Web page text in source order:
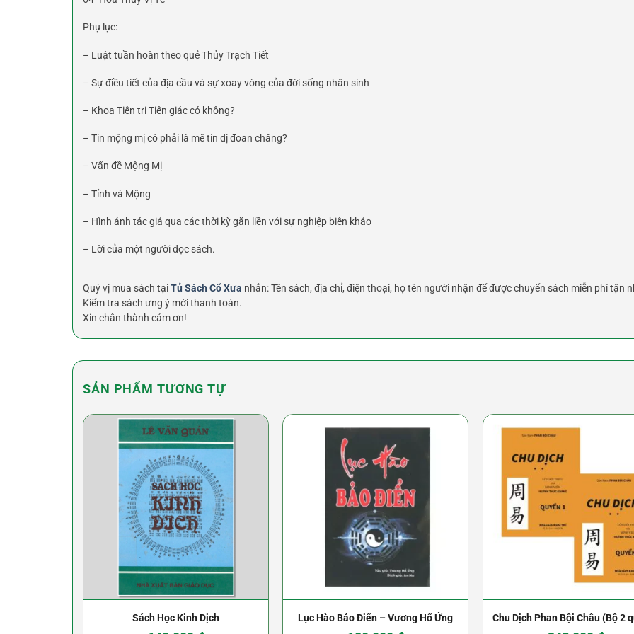
Phụ lục:
– Luật tuần hoàn theo quẻ Thủy Trạch Tiết
– Sự điều tiết của địa cầu và sự xoay vòng của đời sống nhân sinh
– Khoa Tiên tri Tiên giác có không?
– Tin mộng mị có phải là mê tín dị đoan chăng?
– Vấn đề Mộng Mị
– Tỉnh và Mộng
– Hình ảnh tác giả qua các thời kỳ gắn liền với sự nghiệp biên khảo
– Lời của một người đọc sách.
Quý vị mua sách tạiTủ Sách Cổ Xưa nhắn: Tên sách, địa chỉ, điện thoại, họ tên người nhận để được chuyển sách miễn phí tận
Kiểm tra sách ưng ý mới thanh toán.
Xin chân thành cảm ơn!
SẢN PHẨM TƯƠNG TỰ
Sách Học Kinh Dịch Lục Hào Bảo Điển – Vương Hổ Ứng Chu Dịch Phan Bội Châu (Bộ 2